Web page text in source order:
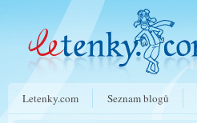
Letenky.com Seznam blogů